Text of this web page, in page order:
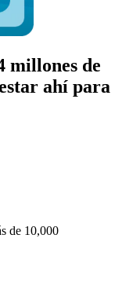
millones de
ahí para
de 10,000